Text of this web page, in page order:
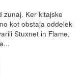
zunaj. Ker kitajske
kot obstaja oddelek
Stuxnet in Flame,